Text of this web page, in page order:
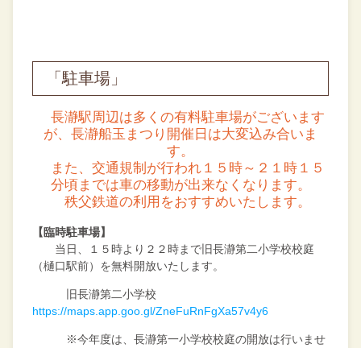
「駐車場」
長瀞駅周辺は多くの有料駐車場がございます
が、長瀞船玉まつり開催日は大変込み合いま
す。
また、交通規制が行われ１５時～２１時１５
分頃までは車の移動が出来なくなります。
秩父鉄道の利用をおすすめいたします。
【臨時駐車場】
当日、１５時より２２時まで旧長瀞第二小学校校庭
（樋口駅前）を無料開放いたします。
旧長瀞第二小学校
https://maps.app.goo.gl/ZneFuRnFgXa57v4y6
※今年度は、長瀞第一小学校校庭の開放は行いませ